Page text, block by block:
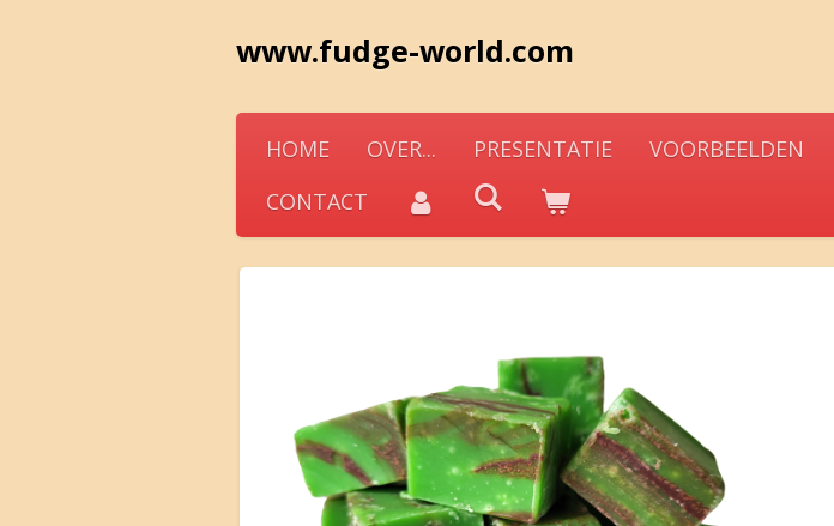
www.fudge-world.com
HOME OVER... PRESENTATIE VOORBEELDEN
CONTACT